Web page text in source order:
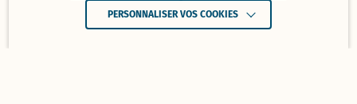
PERSONNALISER VOS COOKIES